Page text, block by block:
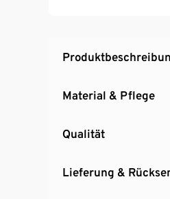
Material & Pflege
Qualität
Lieferung &